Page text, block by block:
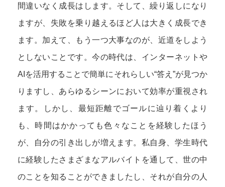
間違いなく成長はします。そして、繰り返しになり
ますが、失敗を乗り越えるほど人は大きく成長でき
ます。加えて、もう一つ大事なのが、近道をしよう
としないことです。今の時代は、インターネットや
AIを活用することで簡単にそれらしい“答え”が見つか
りますし、あらゆるシーンにおいて効率が重視され
ます。しかし、最短距離でゴールに辿り着くより
も、時間はかかっても色々なことを経験したほう
が、自分の引き出しが増えます。私自身、学生時代
に経験したさまざまなアルバイトを通して、世の中
のことを知ることができましたし、それが自分の人